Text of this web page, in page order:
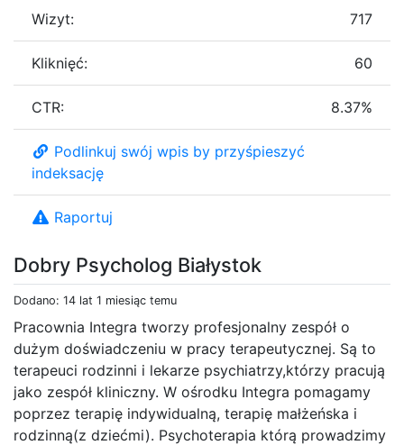
Dobry Psycholog Białystok
Dodano: 14 lat 1 miesiąc temu
Pracownia Integra tworzy profesjonalny zespół o
dużym doświadczeniu w pracy terapeutycznej. Są to
terapeuci rodzinni i lekarze psychiatrzy,którzy pracują
jako zespół kliniczny. W ośrodku Integra pomagamy
poprzez terapię indywidualną, terapię małżeńska i
rodzinną(z dziećmi). Psychoterapia którą prowadzimy
Wizyt: 717
Kliknięć: 60
CTR: 8.37%
Podlinkuj swój wpis by przyśpieszyć
indeksację
Raportuj